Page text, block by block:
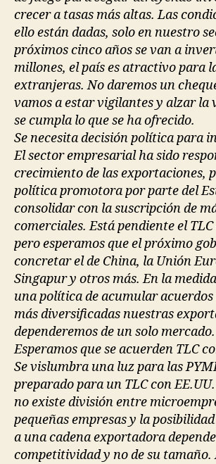
crecer a tasas más altas. Las
ello están dadas, solo en nuestro
próximos cinco años se van a
millones, el país es atractivo para
extranjeras. No daremos un
vamos a estar vigilantes y alzar la
se cumpla lo que se ha ofrecido.
Se necesita decisión política para
El sector empresarial ha sido
crecimiento de las exportaciones,
política promotora por parte del
consolidar con la suscripción de
comerciales. Está pendiente el TLC
pero esperamos que el próximo
concretar el de China, la Unión
Singapur y otros más. En la
una política de acumular
más diversificadas nuestras
dependeremos de un solo mercado.
Esperamos que se acuerden TLC
Se vislumbra una luz para las
preparado para un TLC con
no existe división entre
pequeñas empresas y la
a una cadena exportadora
competitividad y no de su